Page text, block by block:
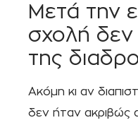
Μετά την
σχολή δεν
της
Ακόμη κι αν
δεν ήταν ακριβώς